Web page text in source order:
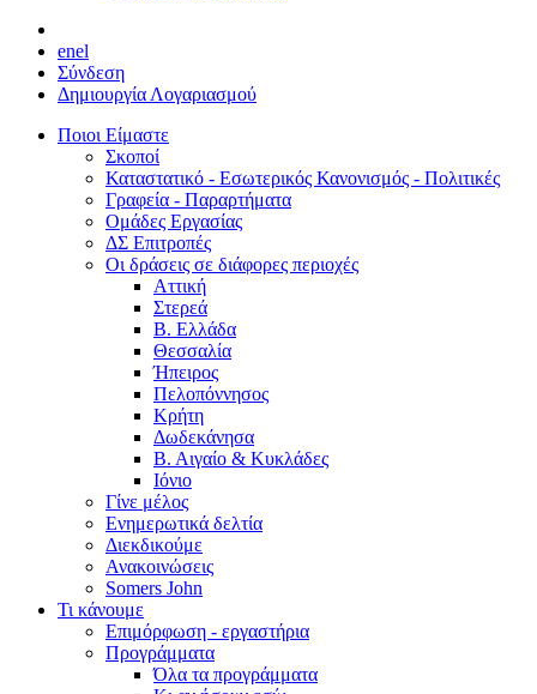
enel
Σύνδεση
Δημιουργία Λογαριασμού
Ποιοι Είμαστε
Σκοποί
Καταστατικό - Εσωτερικός Κανονισμός - Πολιτικές
Γραφεία - Παραρτήματα
Ομάδες Εργασίας
ΔΣ Επιτροπές
Οι δράσεις σε διάφορες περιοχές
Αττική
Στερεά
Β. Ελλάδα
Θεσσαλία
Ήπειρος
Πελοπόννησος
Κρήτη
Δωδεκάνησα
Β. Αιγαίο & Κυκλάδες
Ιόνιο
Γίνε μέλος
Ενημερωτικά δελτία
Διεκδικούμε
Ανακοινώσεις
Somers John
Τι κάνουμε
Επιμόρφωση - εργαστήρια
Προγράμματα
Όλα τα προγράμματα